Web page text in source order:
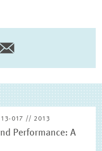
13-017 // 2013
Performance: A